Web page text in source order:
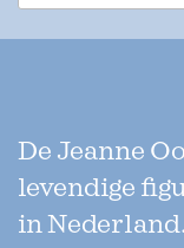
De Jeanne
levendige
in